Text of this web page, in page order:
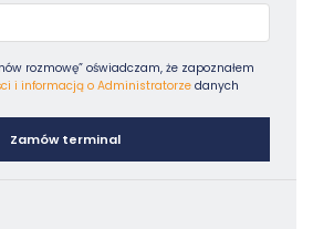
rozmowę” oświadczam, że zapoznałem
i informacją o Administratorze danych
Zamów terminal